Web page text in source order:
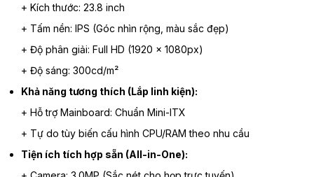
+ Kích thước: 23.8 inch
+ Tấm nền: IPS (Góc nhìn rộng, màu sắc đẹp)
+ Độ phân giải: Full HD (1920 x 1080px)
+ Độ sáng: 300cd/m²
Khả năng tương thích (Lắp linh kiện):
+ Hỗ trợ Mainboard: Chuẩn Mini-ITX
+ Tự do tùy biến cấu hình CPU/RAM theo nhu cầu
Tiện ích tích hợp sẵn (All-in-One):